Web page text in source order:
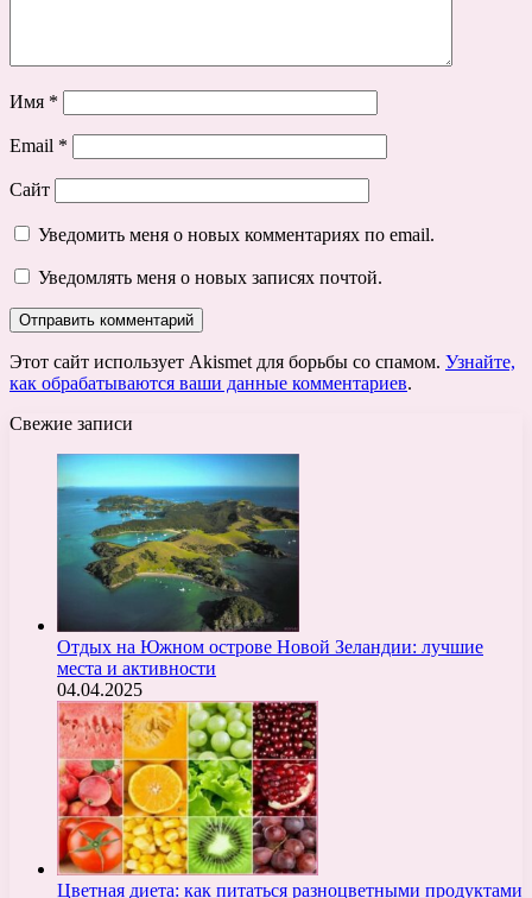
Имя *
Email *
Сайт
Уведомить меня о новых комментариях по email.
Уведомлять меня о новых записях почтой.
Этот сайт использует Akismet для борьбы со спамом. Узнайте,
как обрабатываются ваши данные комментариев.
Свежие записи
Отдых на Южном острове Новой Зеландии: лучшие
места и активности
04.04.2025
Цветная диета: как питаться разноцветными продуктами